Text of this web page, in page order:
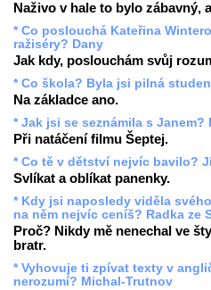
Naživo v hale to bylo zábavný,
* Co poslouchá Kateřina
ražiséry? Dany
Jak kdy, poslouchám svůj
* Co škola? Byla jsi pilná
Na základce ano.
* Jak jsi se seznámila s Janem?
Při natáčení filmu Šeptej.
* Co tě v dětství nejvíc bavilo?
Svlíkat a oblíkat panenky.
* Kdy jsi naposledy viděla
na něm nejvíc ceníš? Radka ze
Proč? Nikdy mě nenechal ve
bratr.
* Vyhovuje ti zpívat texty v
nerozumí? Michal-Trutnov